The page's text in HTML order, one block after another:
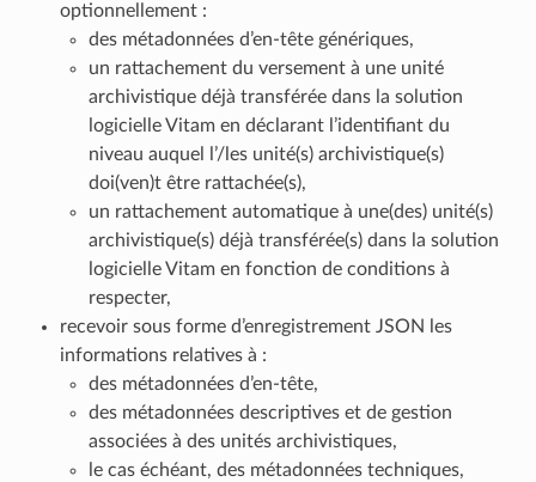
optionnellement :
des métadonnées d’en-tête génériques,
un rattachement du versement à une unité
archivistique déjà transférée dans la solution
logicielle Vitam en déclarant l’identifiant du
niveau auquel l’/les unité(s) archivistique(s)
doi(ven)t être rattachée(s),
un rattachement automatique à une(des) unité(s)
archivistique(s) déjà transférée(s) dans la solution
logicielle Vitam en fonction de conditions à
respecter,
recevoir sous forme d’enregistrement JSON les
informations relatives à :
des métadonnées d’en-tête,
des métadonnées descriptives et de gestion
associées à des unités archivistiques,
le cas échéant, des métadonnées techniques,